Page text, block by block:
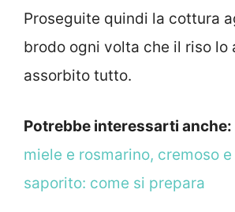
Proseguite quindi la cottura
brodo ogni volta che il riso lo
assorbito tutto.
Potrebbe interessarti anche:
miele e rosmarino, cremoso
saporito: come si prepara